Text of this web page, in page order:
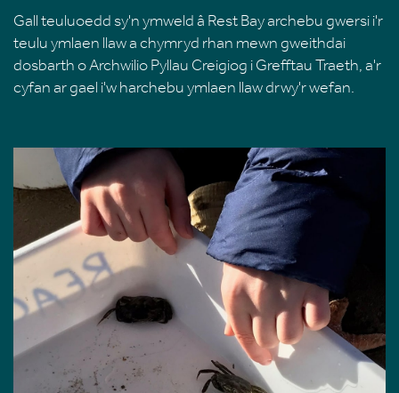
Gall teuluoedd sy'n ymweld â Rest Bay archebu gwersi i'r
teulu ymlaen llaw a chymryd rhan mewn gweithdai
dosbarth o Archwilio Pyllau Creigiog i Grefftau Traeth, a'r
cyfan ar gael i'w harchebu ymlaen llaw drwy'r wefan.